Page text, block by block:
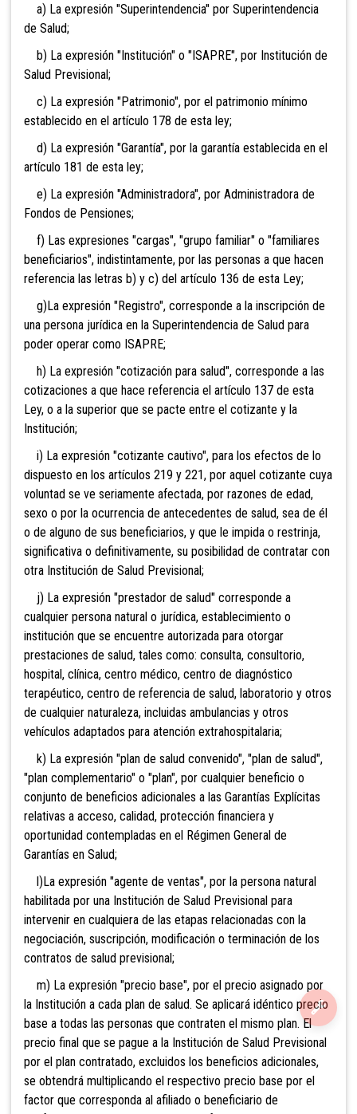
a) La expresión "Superintendencia" por Superintendencia
de Salud;
b) La expresión "Institución" o "ISAPRE", por Institución de
Salud Previsional;
c) La expresión "Patrimonio", por el patrimonio mínimo
establecido en el artículo 178 de esta ley;
d) La expresión "Garantía", por la garantía establecida en el
artículo 181 de esta ley;
e) La expresión "Administradora", por Administradora de
Fondos de Pensiones;
f) Las expresiones "cargas", "grupo familiar" o "familiares
beneficiarios", indistintamente, por las personas a que hacen
referencia las letras b) y c) del artículo 136 de esta Ley;
g)La expresión "Registro", corresponde a la inscripción de
una persona jurídica en la Superintendencia de Salud para
poder operar como ISAPRE;
h) La expresión "cotización para salud", corresponde a las
cotizaciones a que hace referencia el artículo 137 de esta
Ley, o a la superior que se pacte entre el cotizante y la
Institución;
i) La expresión "cotizante cautivo", para los efectos de lo
dispuesto en los artículos 219 y 221, por aquel cotizante cuya
voluntad se ve seriamente afectada, por razones de edad,
sexo o por la ocurrencia de antecedentes de salud, sea de él
o de alguno de sus beneficiarios, y que le impida o restrinja,
significativa o definitivamente, su posibilidad de contratar con
otra Institución de Salud Previsional;
j) La expresión "prestador de salud" corresponde a
cualquier persona natural o jurídica, establecimiento o
institución que se encuentre autorizada para otorgar
prestaciones de salud, tales como: consulta, consultorio,
hospital, clínica, centro médico, centro de diagnóstico
terapéutico, centro de referencia de salud, laboratorio y otros
de cualquier naturaleza, incluidas ambulancias y otros
vehículos adaptados para atención extrahospitalaria;
k) La expresión "plan de salud convenido", "plan de salud",
"plan complementario" o "plan", por cualquier beneficio o
conjunto de beneficios adicionales a las Garantías Explícitas
relativas a acceso, calidad, protección financiera y
oportunidad contempladas en el Régimen General de
Garantías en Salud;
l)La expresión "agente de ventas", por la persona natural
habilitada por una Institución de Salud Previsional para
intervenir en cualquiera de las etapas relacionadas con la
negociación, suscripción, modificación o terminación de los
contratos de salud previsional;
m) La expresión "precio base", por el precio asignado por
la Institución a cada plan de salud. Se aplicará idéntico precio
base a todas las personas que contraten el mismo plan. El
precio final que se pague a la Institución de Salud Previsional
por el plan contratado, excluidos los beneficios adicionales,
se obtendrá multiplicando el respectivo precio base por el
factor que corresponda al afiliado o beneficiario de